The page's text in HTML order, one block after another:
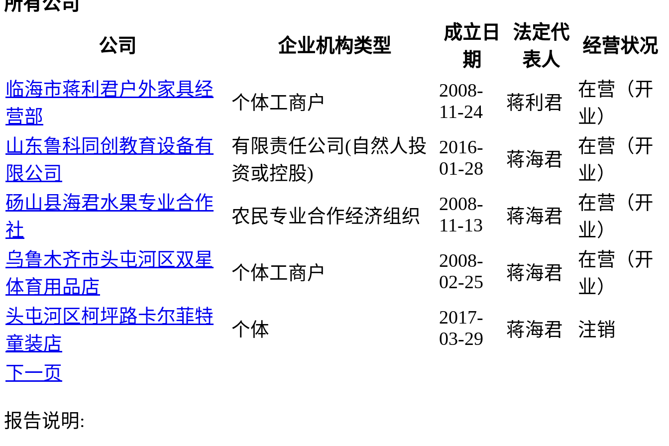
公司 企业机构类型
成立日
期
法定代
表人
经营状况
临海市蒋利君户外家具经
营部
个体工商户
2008-
11-24
蒋利君
在营（开
业）
山东鲁科同创教育设备有
限公司
有限责任公司(自然人投
资或控股)
2016-
01-28
蒋海君
在营（开
业）
砀山县海君水果专业合作
社
农民专业合作经济组织
2008-
11-13
蒋海君
在营（开
业）
乌鲁木齐市头屯河区双星
体育用品店
个体工商户
2008-
02-25
蒋海君
在营（开
业）
头屯河区柯坪路卡尔菲特
童装店
个体
2017-
03-29
蒋海君 注销
下一页
报告说明: